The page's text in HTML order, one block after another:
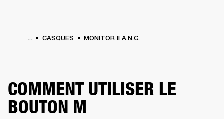
... CASQUES MONITOR II A.N.C.
COMMENT UTILISER LE
BOUTON M